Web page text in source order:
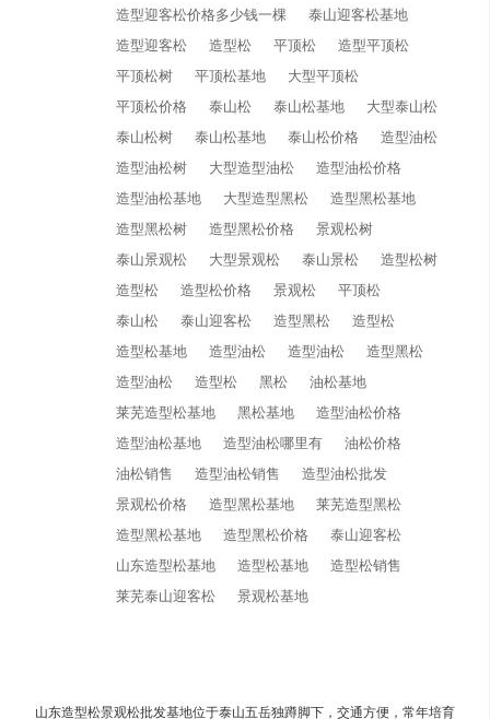
造型迎客松价格多少钱一棵
泰山迎客松基地
造型迎客松
造型松 平顶松
造型平顶松
平顶松树
平顶松基地
大型平顶松
平顶松价格
泰山松 泰山松基地
大型泰山松
泰山松树
泰山松基地 泰山松价格
造型油松
造型油松树
大型造型油松
造型油松价格
造型油松基地
大型造型黑松
造型黑松基地
造型黑松树
造型黑松价格
景观松树
泰山景观松
大型景观松 泰山景松
造型松树
造型松
造型松价格 景观松
平顶松
泰山松
泰山迎客松 造型黑松
造型松
造型松基地
造型油松 造型油松
造型黑松
造型油松
造型松 黑松
油松基地
莱芜造型松基地
黑松基地
造型油松价格
造型油松基地
造型油松哪里有
油松价格
油松销售
造型油松销售
造型油松批发
景观松价格
造型黑松基地
莱芜造型黑松
造型黑松基地
造型黑松价格
泰山迎客松
山东造型松基地
造型松基地
造型松销售
莱芜泰山迎客松
景观松基地
山东造型松景观松批发基地位于泰山五岳独蹲脚下，交通方便，常年培育